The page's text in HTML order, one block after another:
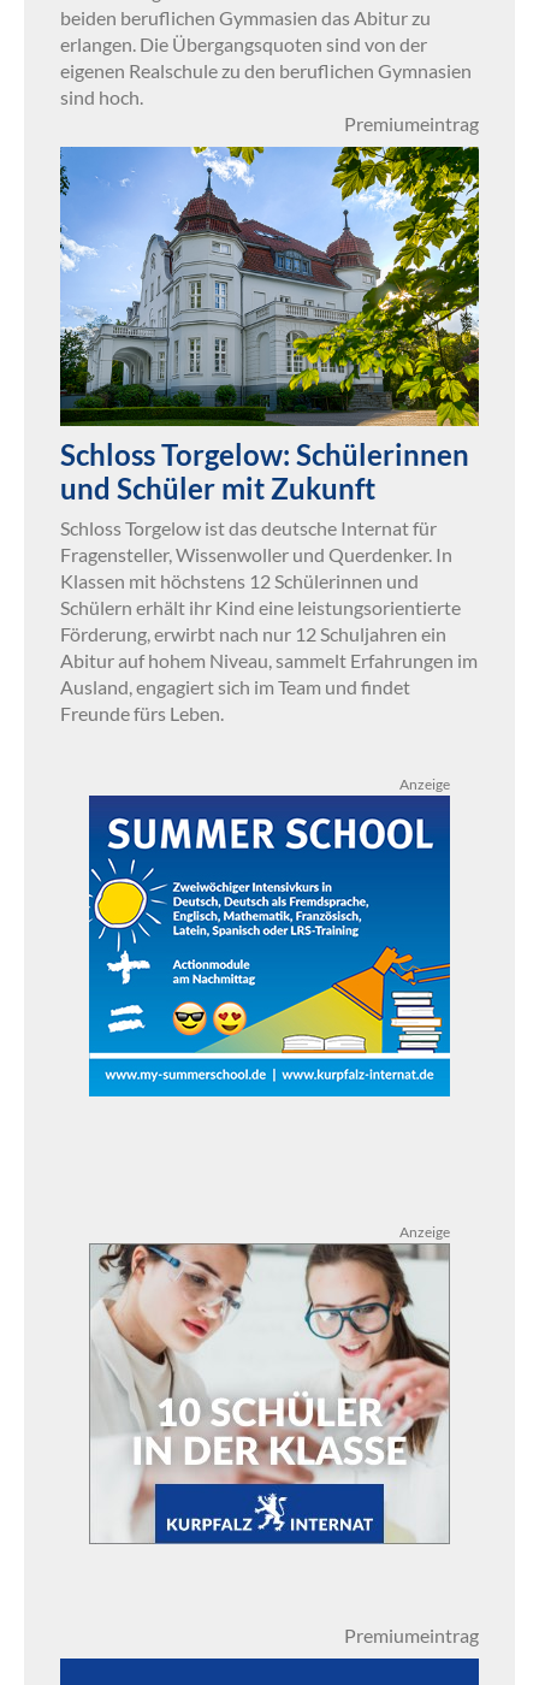
beiden beruflichen Gymmasien das Abitur zu
erlangen. Die Übergangsquoten sind von der
eigenen Realschule zu den beruflichen Gymnasien
sind hoch.
Premiumeintrag
Schloss Torgelow: Schülerinnen
und Schüler mit Zukunft
Schloss Torgelow ist das deutsche Internat für
Fragensteller, Wissenwoller und Querdenker. In
Klassen mit höchstens 12 Schülerinnen und
Schülern erhält ihr Kind eine leistungsorientierte
Förderung, erwirbt nach nur 12 Schuljahren ein
Abitur auf hohem Niveau, sammelt Erfahrungen im
Ausland, engagiert sich im Team und findet
Freunde fürs Leben.
Anzeige
Anzeige
Premiumeintrag